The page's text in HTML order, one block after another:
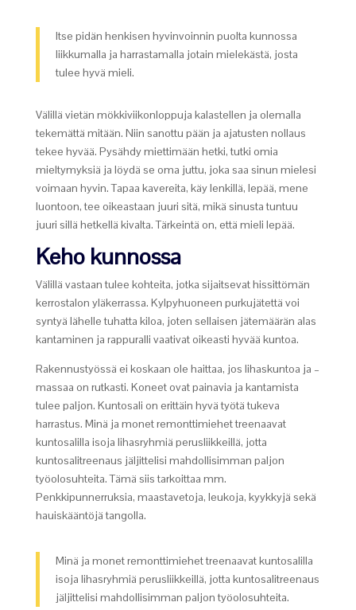
Itse pidän henkisen hyvinvoinnin puolta kunnossa
liikkumalla ja harrastamalla jotain mielekästä, josta
tulee hyvä mieli.
Välillä vietän mökkiviikonloppuja kalastellen ja olemalla
tekemättä mitään. Niin sanottu pään ja ajatusten nollaus
tekee hyvää. Pysähdy miettimään hetki, tutki omia
mieltymyksiä ja löydä se oma juttu, joka saa sinun mielesi
voimaan hyvin. Tapaa kavereita, käy lenkillä, lepää, mene
luontoon, tee oikeastaan juuri sitä, mikä sinusta tuntuu
juuri sillä hetkellä kivalta. Tärkeintä on, että mieli lepää.
Keho kunnossa
Välillä vastaan tulee kohteita, jotka sijaitsevat hissittömän
kerrostalon yläkerrassa. Kylpyhuoneen purkujätettä voi
syntyä lähelle tuhatta kiloa, joten sellaisen jätemäärän alas
kantaminen ja rappuralli vaativat oikeasti hyvää kuntoa.
Rakennustyössä ei koskaan ole haittaa, jos lihaskuntoa ja –
massaa on rutkasti. Koneet ovat painavia ja kantamista
tulee paljon. Kuntosali on erittäin hyvä työtä tukeva
harrastus. Minä ja monet remonttimiehet treenaavat
kuntosalilla isoja lihasryhmiä perusliikkeillä, jotta
kuntosalitreenaus jäljittelisi mahdollisimman paljon
työolosuhteita. Tämä siis tarkoittaa mm.
Penkkipunnerruksia, maastavetoja, leukoja, kyykkyjä sekä
hauiskääntöjä tangolla.
Minä ja monet remonttimiehet treenaavat kuntosalilla
isoja lihasryhmiä perusliikkeillä, jotta kuntosalitreenaus
jäljittelisi mahdollisimman paljon työolosuhteita.